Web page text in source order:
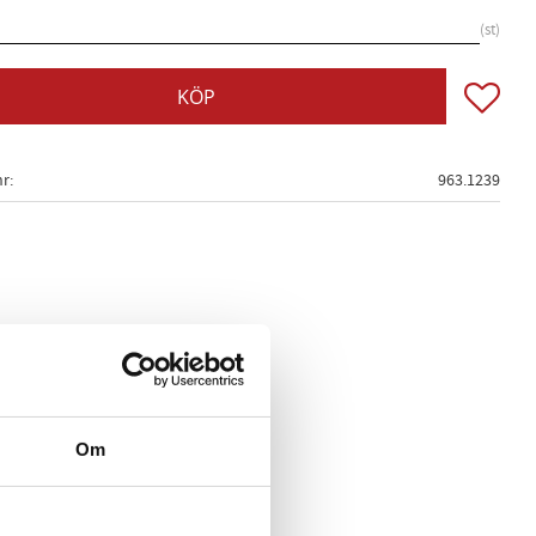
Om
st
KÖP Lägg
963.1239